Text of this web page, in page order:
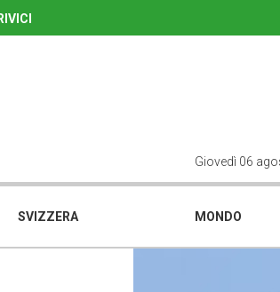
Giovedì 06
SVIZZERA MONDO